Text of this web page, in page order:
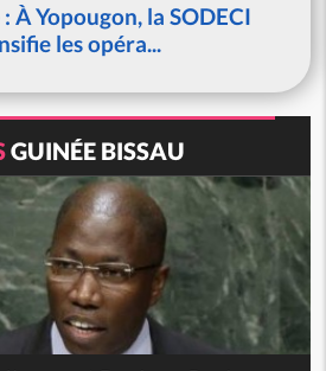
À Yopougon, la SODECI
les opéra...
GUINÉE BISSAU